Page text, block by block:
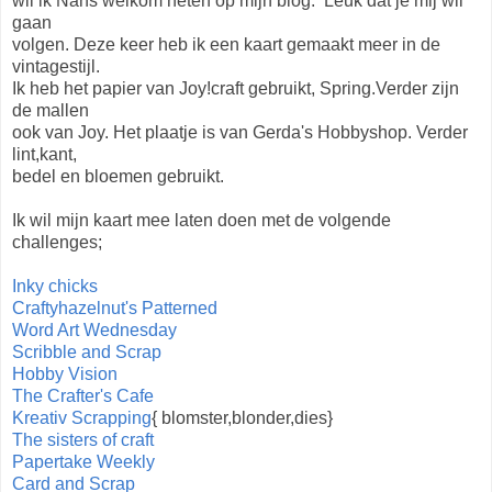
gaan
volgen. Deze keer heb ik een kaart gemaakt meer in de
vintagestijl.
Ik heb het papier van Joy!craft gebruikt, Spring.Verder zijn
de mallen
ook van Joy. Het plaatje is van Gerda's Hobbyshop. Verder
lint,kant,
bedel en bloemen gebruikt.
Ik wil mijn kaart mee laten doen met de volgende
challenges;
Inky chicks
Craftyhazelnut's Patterned
Word Art Wednesday
Scribble and Scrap
Hobby Vision
The Crafter's Cafe
Kreativ Scrapping{ blomster,blonder,dies}
The sisters of craft
Papertake Weekly
Card and Scrap